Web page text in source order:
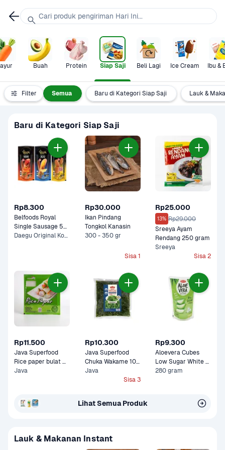
Buah Protein Siap Saji Beli Lagi Ice Cream Ibu &
Filter Semua Baru di Kategori Siap Saji Lauk &
Baru di Kategori Siap Saji
Rp8.300
Belfoods Royal
Single Sausage 55
gram
Daegu Original Korean, Nami Spicy Korean +1 Lainnya
Rp30.000
Ikan Pindang
Tongkol Kanasin
300 - 350 gr
Sisa 1
Rp25.000
13% Rp29.000
Sreeya Ayam
Rendang 250 gram
Sreeya
Sisa 2
Rp11.500
Java Superfood
Rice paper bulat
100 gram
Java
Rp10.300
Java Superfood
Chuka Wakame 100
gram
Java
Sisa 3
Rp9.300
Aloevera Cubes
Low Sugar White
280 gram
Lihat Semua Produk
Lauk & Makanan Instant
Cari produk pengiriman Hari Ini...